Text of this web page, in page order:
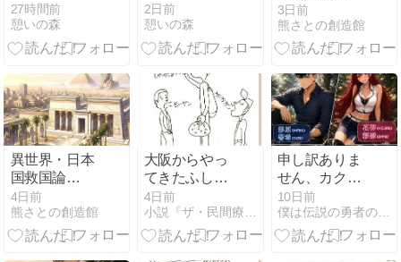
27時間前
憩いの森
2日前
憩いの森
（51）
3日前
熊さとの創造館
異世界・日本
国救国論
（50）
4日前
熊さとの創造館
大阪からやっ
てきたふしぎ
パワーの治療
家 （小説
『ザ・民間療
4日前
申し訳ありま
せん、カクヨ
ムに投稿する
予定でし
て・・・！！
10日前
僕は伝説の勇者の御一行